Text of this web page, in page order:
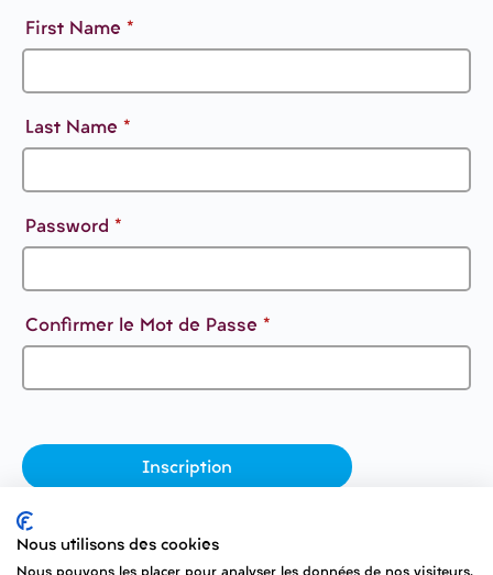
First Name *
Last Name *
Password *
Confirmer le Mot de Passe *
Nous utilisons des cookies